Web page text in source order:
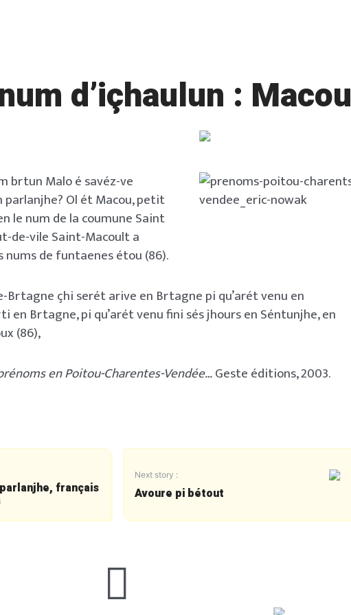
d’içhaulun : Macou
brtun Malo é savéz-ve
parlanjhe? Ol ét Macou, petit
le num de la coumune Saint
de-vile Saint-Macoult a
nums de funtaenes étou (86).
Brtagne çhi serét arive en Brtagne pi qu’arét venu en
en Brtagne, pi qu’arét venu fini sés jhours en Séntunjhe, en
(86),
en Poitou-Charentes-Vendée…Geste éditions, 2003.
français
Next story :
Avoure pi bétout